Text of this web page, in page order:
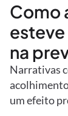
Como
na
Narrativas
um efeito